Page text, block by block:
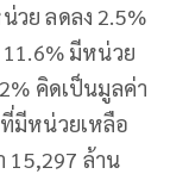
วย ลดลง 2.5%
มีหน่วย
คิดเป็นมูลค่า
มีหน่วยเหลือ
15,297 ล้าน